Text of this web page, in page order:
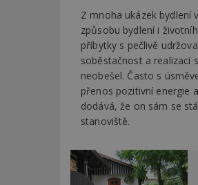
Z mnoha ukázek bydlení
způsobu bydlení i
příbytky s pečlivě
soběstačnost a realizaci
neobešel. Často s
přenos pozitivní energie
dodává, že on sám se
stanoviště.